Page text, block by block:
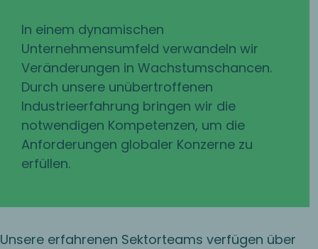
In einem dynamischen
Unternehmensumfeld verwandeln wir
Veränderungen in Wachstumschancen.
Durch unsere unübertroffenen
Industrieerfahrung bringen wir die
notwendigen Kompetenzen, um die
Anforderungen globaler Konzerne zu
erfüllen.
Unsere erfahrenen Sektorteams verfügen über